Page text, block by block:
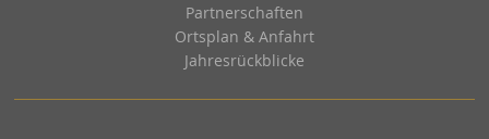
Partnerschaften
Ortsplan & Anfahrt
Jahresrückblicke